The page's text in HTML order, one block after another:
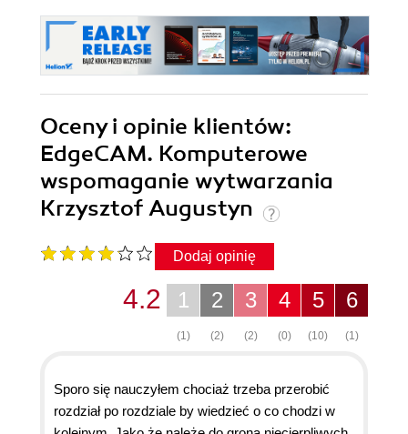
Oceny i opinie klientów:
EdgeCAM. Komputerowe
wspomaganie wytwarzania
Krzysztof Augustyn
Dodaj opinię
6
(1)
5
(10)
4
(0)
3
(2)
2
(2)
1
(1)
4.2
Sporo się nauczyłem chociaż trzeba przerobić
rozdział po rozdziale by wiedzieć o co chodzi w